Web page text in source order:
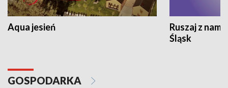
Aqua jesień
Ruszaj z
Śląsk
GOSPODARKA